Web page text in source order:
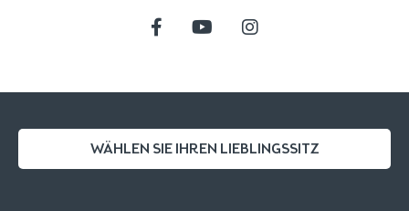
WÄHLEN SIE IHREN LIEBLINGSSITZ